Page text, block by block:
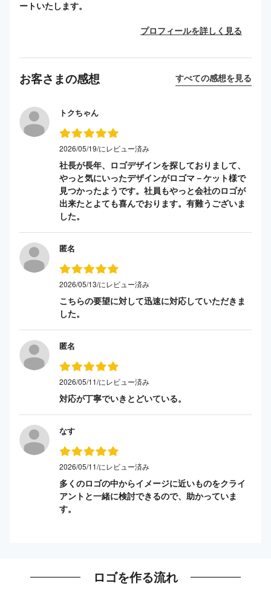
ートいたします。
プロフィールを詳しく見る
お客さまの感想 すべての感想を見る
トクちゃん
2026/05/19/にレビュー済み
社長が長年、ロゴデザインを探しておりまして、
やっと気にいったデザインがロゴマ－ケット様で
見つかったようです。社員もやっと会社のロゴが
出来たとよても喜んでおります。有難うございま
した。
匿名
2026/05/13/にレビュー済み
こちらの要望に対して迅速に対応していただきま
した。
匿名
2026/05/11/にレビュー済み
対応が丁寧でいきとどいている。
なす
2026/05/11/にレビュー済み
多くのロゴの中からイメージに近いものをクライ
アントと一緒に検討できるので、助かっていま
す。
ロゴを作る流れ